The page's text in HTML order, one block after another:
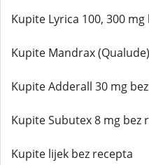
Kupite Lyrica 100, 300
Kupite Mandrax
Kupite Adderall 30 mg
Kupite Subutex 8 mg bez
Kupite lijek bez recepta